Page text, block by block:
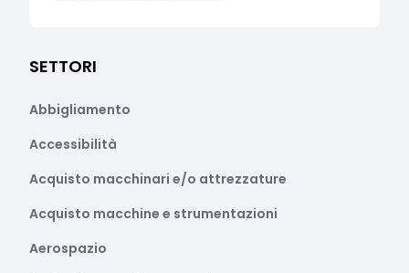
SETTORI
Abbigliamento
Accessibilità
Acquisto macchinari e/o attrezzature
Acquisto macchine e strumentazioni
Aerospazio